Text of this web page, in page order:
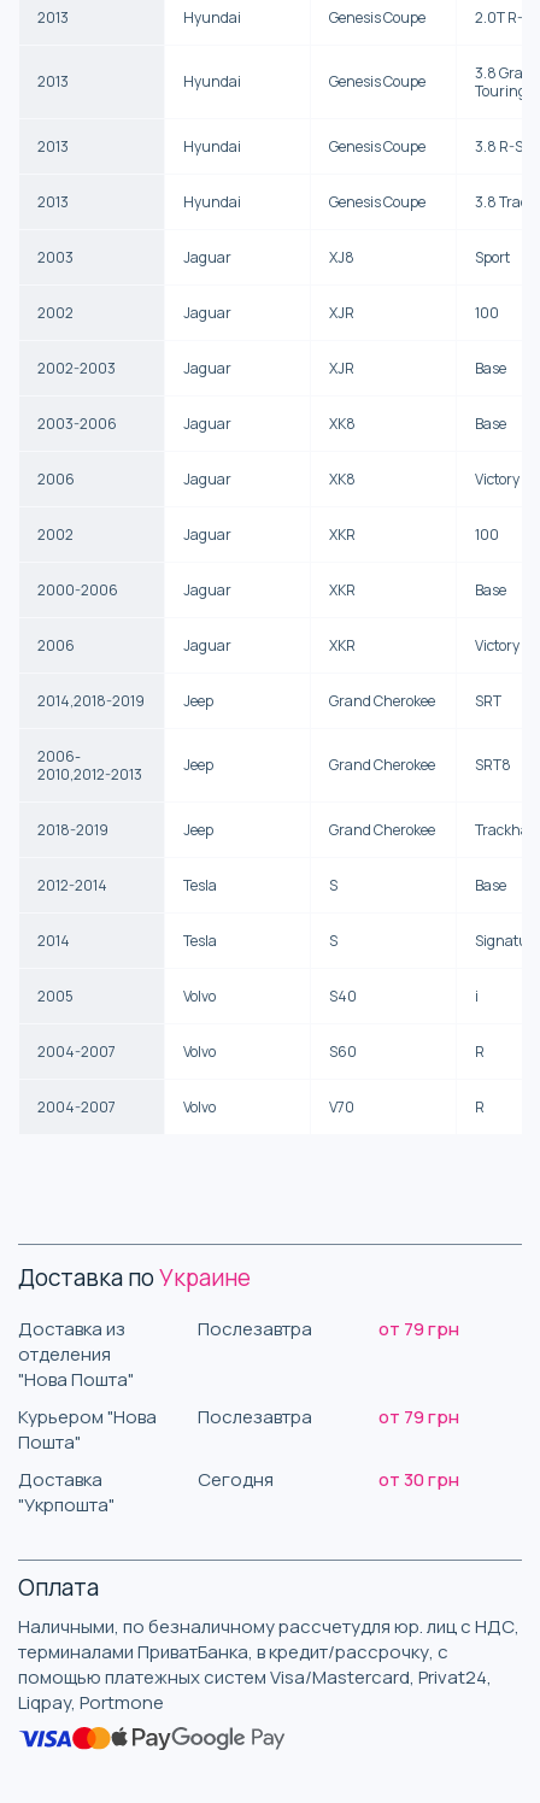
2013 Hyundai Genesis Coupe 2.0T R-
2013 Hyundai Genesis Coupe
3.8 Grand
Touring
2013 Hyundai Genesis Coupe 3.8 R-
2013 Hyundai Genesis Coupe 3.8 Track
2003 Jaguar XJ8 Sport
2002 Jaguar XJR 100
2002-2003 Jaguar XJR Base
2003-2006 Jaguar XK8 Base
2006 Jaguar XK8 Victory
2002 Jaguar XKR 100
2000-2006 Jaguar XKR Base
2006 Jaguar XKR Victory
2014,2018-2019 Jeep Grand Cherokee SRT
2006-
2010,2012-2013
Jeep Grand Cherokee SRT8
2018-2019 Jeep Grand Cherokee
2012-2014 Tesla S Base
2014 Tesla S Signature
2005 Volvo S40 i
2004-2007 Volvo S60 R
2004-2007 Volvo V70 R
Доставка поУкраине
Доставка из
отделения
"Нова Пошта"
Послезавтра от 79 грн
Курьером "Нова
Пошта"
Послезавтра от 79 грн
Доставка
"Укрпошта"
Сегодня от 30 грн
Оплата
Наличными, по безналичному рассчетудля юр. лиц с НДС,
терминалами ПриватБанка, в кредит/рассрочку, с
помощью платежных систем Visa/Mastercard, Privat24,
Liqpay, Portmone